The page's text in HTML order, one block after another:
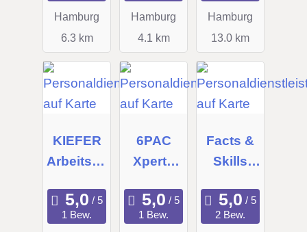
Hamburg
6.3 km
Hamburg
4.1 km
Hamburg
13.0 km
KIEFER
Arbeitsve
&
Personal
1 Bew.
6PAC
Xperts
1 Bew.
Facts &
Skills
Co. KG
2 Bew.